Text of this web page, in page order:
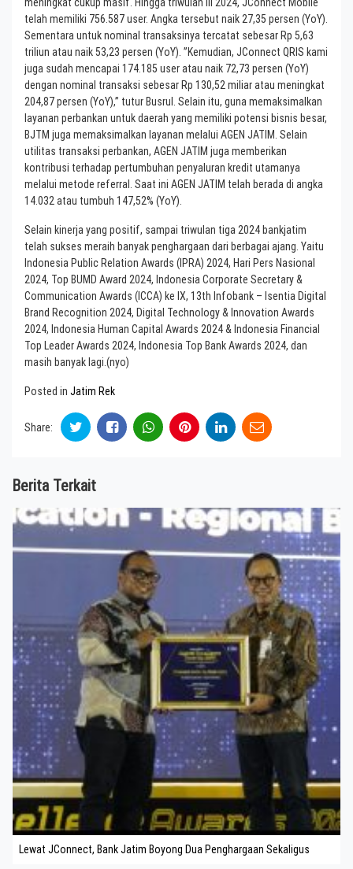
telah memiliki 756.587 user. Angka tersebut naik 27,35 persen (YoY).
Sementara untuk nominal transaksinya tercatat sebesar Rp 5,63
triliun atau naik 53,23 persen (YoY). ”Kemudian, JConnect QRIS kami
juga sudah mencapai 174.185 user atau naik 72,73 persen (YoY)
dengan nominal transaksi sebesar Rp 130,52 miliar atau meningkat
204,87 persen (YoY),” tutur Busrul. Selain itu, guna memaksimalkan
layanan perbankan untuk daerah yang memiliki potensi bisnis besar,
BJTM juga memaksimalkan layanan melalui AGEN JATIM. Selain
utilitas transaksi perbankan, AGEN JATIM juga memberikan
kontribusi terhadap pertumbuhan penyaluran kredit utamanya
melalui metode referral. Saat ini AGEN JATIM telah berada di angka
14.032 atau tumbuh 147,52% (YoY).
Selain kinerja yang positif, sampai triwulan tiga 2024 bankjatim
telah sukses meraih banyak penghargaan dari berbagai ajang. Yaitu
Indonesia Public Relation Awards (IPRA) 2024, Hari Pers Nasional
2024, Top BUMD Award 2024, Indonesia Corporate Secretary &
Communication Awards (ICCA) ke IX, 13th Infobank – Isentia Digital
Brand Recognition 2024, Digital Technology & Innovation Awards
2024, Indonesia Human Capital Awards 2024 & Indonesia Financial
Top Leader Awards 2024, Indonesia Top Bank Awards 2024, dan
masih banyak lagi.(nyo)
Posted in Jatim Rek
Share:
Berita Terkait
Lewat JConnect, Bank Jatim Boyong Dua Penghargaan Sekaligus